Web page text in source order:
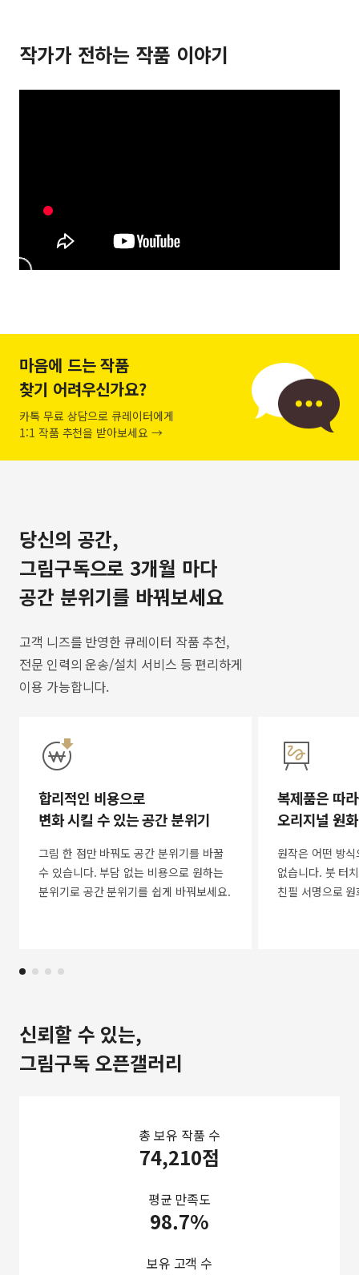
작가가 전하는 작품 이야기
마음에 드는 작품
찾기 어려우신가요?
카톡 무료 상담으로 큐레이터에게
1:1 작품 추천을 받아보세요 →
당신의 공간,
그림구독으로 3개월 마다
공간 분위기를 바꿔보세요
고객 니즈를 반영한 큐레이터 작품 추천,
전문 인력의 운송/설치 서비스 등 편리하게
이용 가능합니다.
합리적인 비용으로
변화 시킬 수 있는 공간 분위기
그림 한 점만 바꿔도 공간 분위기를 바꿀
수 있습니다. 부담 없는 비용으로 원하는
분위기로 공간 분위기를 쉽게 바꿔보세요.
복제품은 따
오리지널 원
원작은 어떤 방
없습니다. 붓 터
친필 서명으로
신뢰할 수 있는,
그림구독 오픈갤러리
총 보유 작품 수
74,210점
평균 만족도
98.7%
보유 고객 수